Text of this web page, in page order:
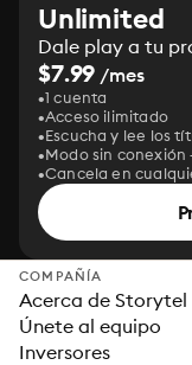
Unlimited
Dale play a tu
$7.99 /mes
1 cuenta
Acceso ilimitado
Escucha y lee los
Modo sin
Cancela en
COMPAÑÍA
Acerca de Storytel
Únete al equipo
Inversores